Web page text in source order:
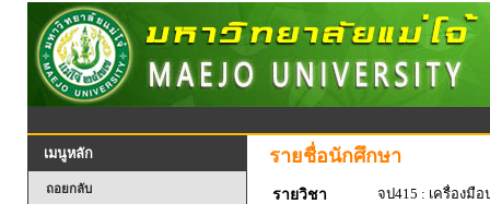
เมนูหลัก
ถอยกลับ
รายชื่อนักศึกษา
รายวิชา
จป415 : เครื่องมื